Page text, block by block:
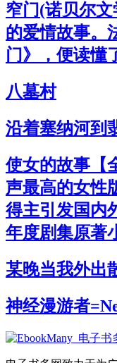
窄门(诺贝尔
的爱情故事。
门》，便读懂
八墓村
沿着塞纳河到
使女的故事【
声最高的女性
得主引发国内
年度剧集原著
某晚当我外出
神经漫游者